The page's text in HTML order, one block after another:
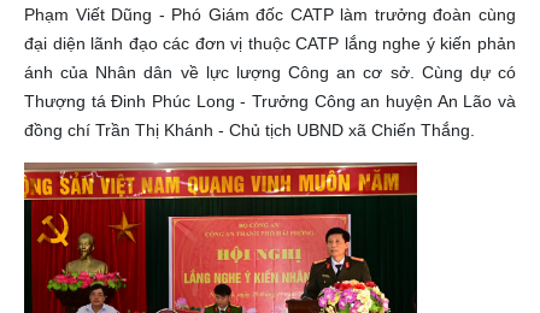
Phạm Viết Dũng - Phó Giám đốc CATP làm trưởng đoàn cùng
đại diện lãnh đạo các đơn vị thuộc CATP lắng nghe ý kiến phản
ánh của Nhân dân về lực lượng Công an cơ sở. Cùng dự có
Thượng tá Đinh Phúc Long - Trưởng Công an huyện An Lão và
đồng chí Trần Thị Khánh - Chủ tịch UBND xã Chiến Thắng.